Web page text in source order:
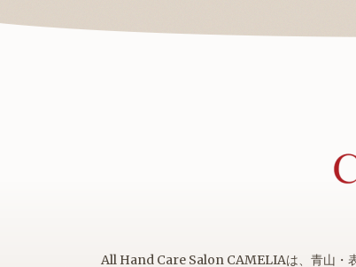
All Hand Care Salon CAMELIAは、青山・